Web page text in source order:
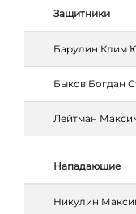
Защитники
Барулин Клим
Быков Богдан
Лейтман
Нападающие
Никулин